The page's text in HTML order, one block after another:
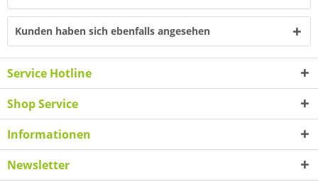
Kunden haben sich ebenfalls angesehen
Service Hotline
Shop Service
Informationen
Newsletter